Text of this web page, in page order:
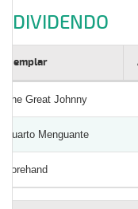
DIVIDENDO
Ejemplar
The Great Johnny
Cuarto Menguante
Forehand